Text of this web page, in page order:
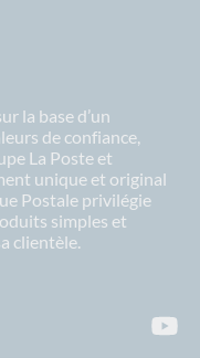
la base d’un
de confiance,
La Poste et
unique et original
Postale privilégie
simples et
clientèle.